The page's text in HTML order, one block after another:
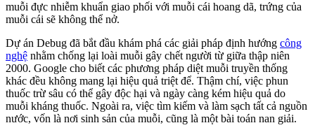
muỗi đực nhiễm khuẩn giao phối với muỗi cái hoang dã, trứng của
muỗi cái sẽ không thể nở.
Dự án Debug đã bắt đầu khám phá các giải pháp định hướng công
nghệ nhằm chống lại loài muỗi gây chết người từ giữa thập niên
2000. Google cho biết các phương pháp diệt muỗi truyền thống
khác đều không mang lại hiệu quả triệt để. Thậm chí, việc phun
thuốc trừ sâu có thể gây độc hại và ngày càng kém hiệu quả do
muỗi kháng thuốc. Ngoài ra, việc tìm kiếm và làm sạch tất cả nguồn
nước, vốn là nơi sinh sản của muỗi, cũng là một bài toán nan giải.